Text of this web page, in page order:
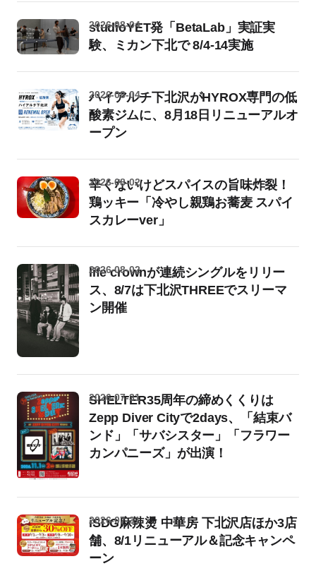
studioYET発「BetaLab」実証実
験、ミカン下北で 8/4-14実施
2026-08-04
ハイアルチ下北沢がHYROX専門の低
酸素ジムに、8月18日リニューアルオ
ープン
2026-08-04
辛くないけどスパイスの旨味炸裂！
鶏ッキー「冷やし親鶏お蕎麦 スパイ
スカレーver」
2026-08-02
life crownが連続シングルをリリー
ス、8/7は下北沢THREEでスリーマ
ン開催
2026-08-02
SHELTER35周年の締めくくりは
Zepp Diver Cityで2days、「結束バ
ンド」「サバシスター」「フラワー
カンパニーズ」が出演！
2026-07-31
iSDG麻辣燙 中華房 下北沢店ほか3店
舗、8/1リニューアル＆記念キャンペ
ーン
2026-07-31